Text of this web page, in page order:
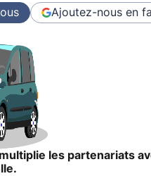
Ajoutez-nous en
les partenariats